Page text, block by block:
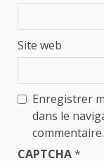
Site web
Enregistrer
dans le
commentaire.
CAPTCHA*